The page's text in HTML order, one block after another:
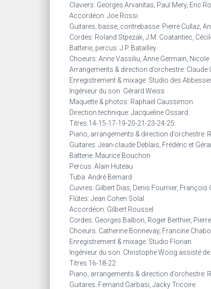
Claviers: Georges Arvanitas, Paul Mery, Eric
Accordéon: Joe Rossi
Guitares, basse, contrebasse: Pierre Cullaz,
Cordes: Roland Stpezak, J.M. Coatantiec,
Batterie, percus: J.P. Batailley
Choeurs: Anne Vassiliu, Anne Germain,
Arrangements & direction d’orchestre:
Enregistrement & mixage: Studio des
Ingénieur du son: Gérard Weiss
Maquette & photos: Raphaël Caussimon
Direction technique: Jacqueline Ossard
Titres 14-15-17-19-20-21-23-24-25:
Piano, arrangements & direction d’orchestre:
Guitares: Jean-claude Deblais, Frédéric et
Batterie: Maurice Bouchon
Percus: Alain Huteau
Tuba: André Bernard
Cuivres: Gilbert Dias, Denis Fournier, François
Flûtes: Jean Cohen Solal
Accordéon: Gilbert Roussel
Cordes: Georges Balbon, Roger Berthier,
Choeurs: Catherine Bonnevay, Francine
Enregistrement & mixage: Studio Florian
Ingénieur du son: Christophe Woog assisté
Titres 16-18-22:
Piano, arrangements & direction d’orchestre:
Guitares: Fernand Garbasi, Jacky Tricoire